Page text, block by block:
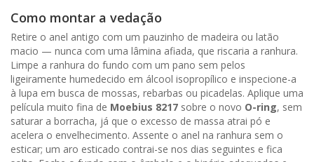
Como montar a vedação
Retire o anel antigo com um pauzinho de madeira ou latão
macio — nunca com uma lâmina afiada, que riscaria a ranhura.
Limpe a ranhura do fundo com um pano sem pelos
ligeiramente humedecido em álcool isopropílico e inspecione-a
à lupa em busca de mossas, rebarbas ou picadelas. Aplique uma
película muito fina de Moebius 8217 sobre o novo O-ring, sem
saturar a borracha, já que o excesso de massa atrai pó e
acelera o envelhecimento. Assente o anel na ranhura sem o
esticar; um aro esticado contrai-se nos dias seguintes e fica